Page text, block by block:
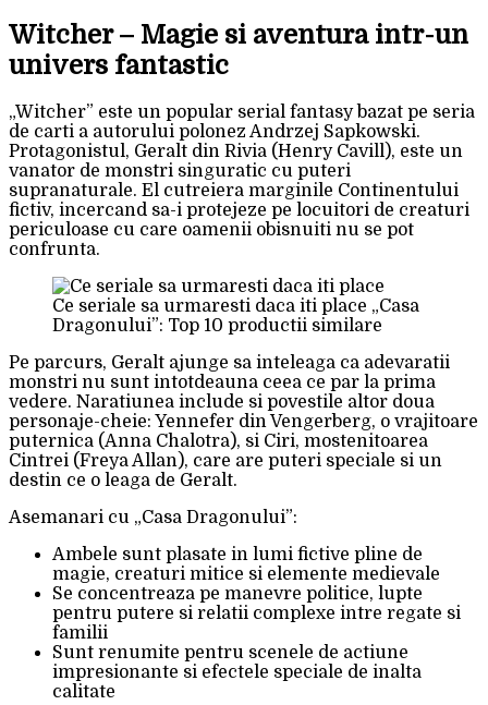
Witcher – Magie si aventura intr-un
univers fantastic
„Witcher” este un popular serial fantasy bazat pe seria
de carti a autorului polonez Andrzej Sapkowski.
Protagonistul, Geralt din Rivia (Henry Cavill), este un
vanator de monstri singuratic cu puteri
supranaturale. El cutreiera marginile Continentului
fictiv, incercand sa-i protejeze pe locuitori de creaturi
periculoase cu care oamenii obisnuiti nu se pot
confrunta.
Ce seriale sa urmaresti daca iti place „Casa
Dragonului”: Top 10 productii similare
Pe parcurs, Geralt ajunge sa inteleaga ca adevaratii
monstri nu sunt intotdeauna ceea ce par la prima
vedere. Naratiunea include si povestile altor doua
personaje-cheie: Yennefer din Vengerberg, o vrajitoare
puternica (Anna Chalotra), si Ciri, mostenitoarea
Cintrei (Freya Allan), care are puteri speciale si un
destin ce o leaga de Geralt.
Asemanari cu „Casa Dragonului”:
Ambele sunt plasate in lumi fictive pline de
magie, creaturi mitice si elemente medievale
Se concentreaza pe manevre politice, lupte
pentru putere si relatii complexe intre regate si
familii
Sunt renumite pentru scenele de actiune
impresionante si efectele speciale de inalta
calitate